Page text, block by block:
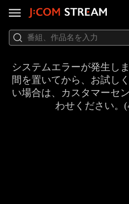
システムエラーが発生し
間を置いてから、お試し
い場合は、カスタマーセ
わせください。